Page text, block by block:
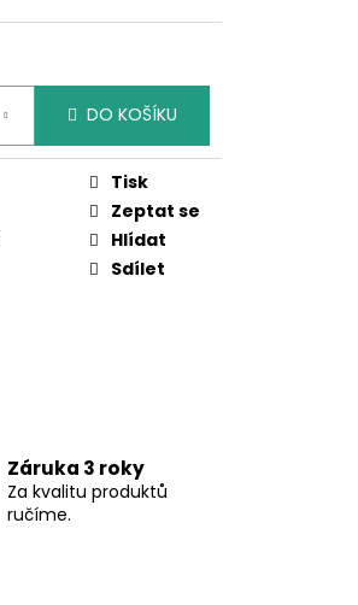
DO KOŠÍKU
Tisk
Zeptat se
Hlídat
Sdílet
Záruka 3 roky
Za kvalitu produktů
ručíme.